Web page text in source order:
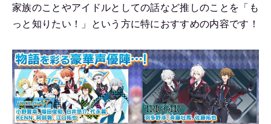
家族のことやアイドルとしての話など推しのことを「も
っと知りたい！」という方に特におすすめの内容です！